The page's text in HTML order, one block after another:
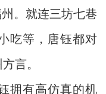
。就连三坊七巷
吃等，唐钰都对
言。
有高仿真的机